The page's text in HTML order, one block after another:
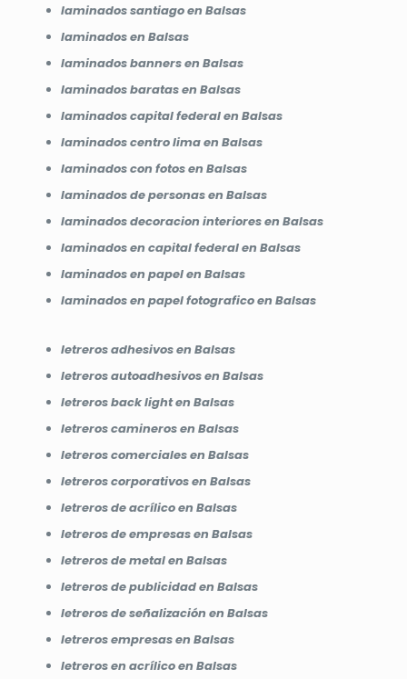
laminados santiago en Balsas
laminados en Balsas
laminados banners en Balsas
laminados baratas en Balsas
laminados capital federal en Balsas
laminados centro lima en Balsas
laminados con fotos en Balsas
laminados de personas en Balsas
laminados decoracion interiores en Balsas
laminados en capital federal en Balsas
laminados en papel en Balsas
laminados en papel fotografico en Balsas
letreros adhesivos en Balsas
letreros autoadhesivos en Balsas
letreros back light en Balsas
letreros camineros en Balsas
letreros comerciales en Balsas
letreros corporativos en Balsas
letreros de acrílico en Balsas
letreros de empresas en Balsas
letreros de metal en Balsas
letreros de publicidad en Balsas
letreros de señalización en Balsas
letreros empresas en Balsas
letreros en acrílico en Balsas